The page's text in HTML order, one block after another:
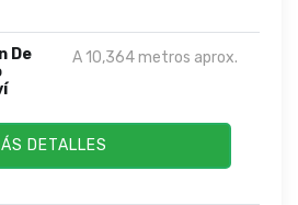
De
A 10,364 metros aprox.
DETALLES